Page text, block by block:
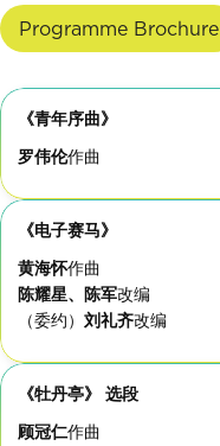
Programme Brochure
《青年序曲》
罗伟伦作曲
《电子赛马》
黄海怀作曲
陈耀星、陈军改编
（委约） 刘礼齐改编
《牡丹亭》 选段
顾冠仁作曲